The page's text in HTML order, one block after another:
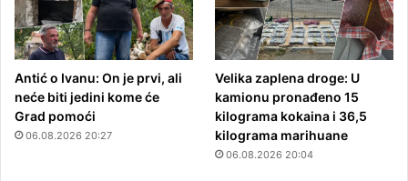
Antić o Ivanu: On je prvi, ali
neće biti jedini kome će
Grad pomoći
06.08.2026 20:27
Velika zaplena droge: U
kamionu pronađeno 15
kilograma kokaina i 36,5
kilograma marihuane
06.08.2026 20:04